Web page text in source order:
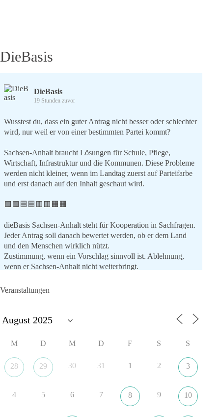
DieBasis
DieBasis
19 Stunden zuvor
Wusstest du, dass ein guter Antrag nicht besser oder schlechter
wird, nur weil er von einer bestimmten Partei kommt?
Sachsen-Anhalt braucht Lösungen für Schule, Pflege,
Wirtschaft, Infrastruktur und die Kommunen. Diese Probleme
werden nicht kleiner, wenn im Landtag zuerst auf Parteifarbe
und erst danach auf den Inhalt geschaut wird.
🟩🟩🟦🟦🟥🟥🟧🟧
dieBasis Sachsen-Anhalt steht für Kooperation in Sachfragen.
Jeder Antrag soll danach bewertet werden, ob er dem Land
und den Menschen wirklich nützt.
Zustimmung, wenn ein Vorschlag sinnvoll ist. Ablehnung,
wenn er Sachsen-Anhalt nicht weiterbringt.
💬 Was ist dir wichtiger: der Absender eines Antrags oder das
#dieBasis #sachsenanhalt
👉 Folgen:
24 Stunden zuvor
Veranstaltungen
M D M D F S S
28 29 30 31 1 2 3
4 5 6 7 8 9 10